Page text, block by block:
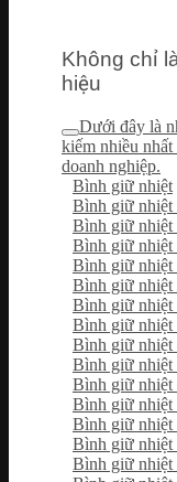
Không chỉ
hiệu
Dưới đây là
kiếm nhiều
doanh nghiệp.
Bình giữ nhiệt
Bình giữ nhiệt
Bình giữ nhiệt
Bình giữ nhiệt
Bình giữ nhiệt
Bình giữ nhiệt
Bình giữ nhiệt
Bình giữ nhiệt
Bình giữ nhiệt
Bình giữ nhiệt
Bình giữ nhiệt
Bình giữ nhiệt
Bình giữ nhiệt
Bình giữ nhiệt
Bình giữ nhiệt